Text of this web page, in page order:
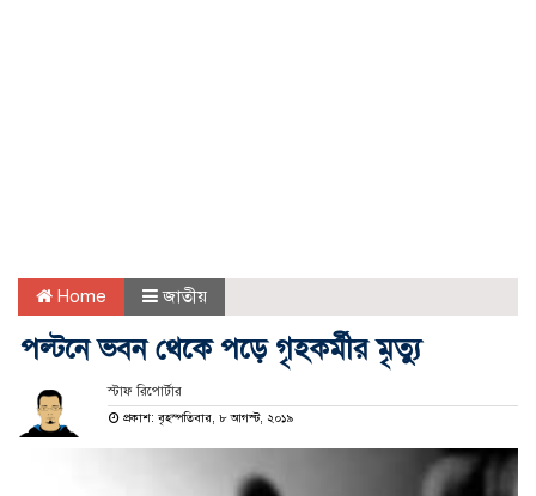
Home জাতীয়
পল্টনে ভবন থেকে পড়ে গৃহকর্মীর মৃত্যু
স্টাফ রিপোর্টার
প্রকাশ: বৃহস্পতিবার, ৮ আগস্ট, ২০১৯